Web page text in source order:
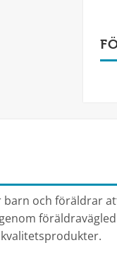
barn och föräldrar